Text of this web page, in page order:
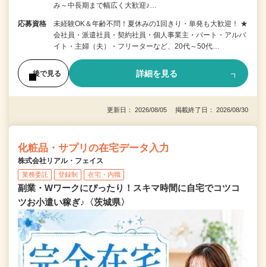
み～中長期まで幅広く大歓迎♪…
応募資格
未経験OK＆年齢不問！夏休みの1回きり・単発も大歓迎！ ★
会社員・派遣社員・契約社員・個人事業主・パート・アルバ
イト・主婦（夫）・フリーターなど、20代～50代…
後で見る 詳細を見る
更新日： 2026/08/05 掲載終了日： 2026/08/30
化粧品・サプリの在宅データ入力
株式会社リアル・フェイス
業務委託 登録制 在宅・内職
副業・Wワークにぴったり！スキマ時間に自宅でコツコ
ツお小遣い稼ぎ♪〈茨城県〉